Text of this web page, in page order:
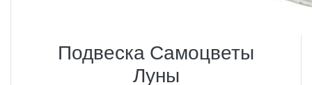
Подвеска Самоцветы
Луны